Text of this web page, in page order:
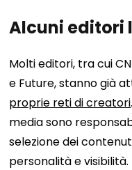
Alcuni editori
Molti editori, tra cui
e Future, stanno già
proprie reti di creatori
media sono
selezione dei
personalità e visibilità.